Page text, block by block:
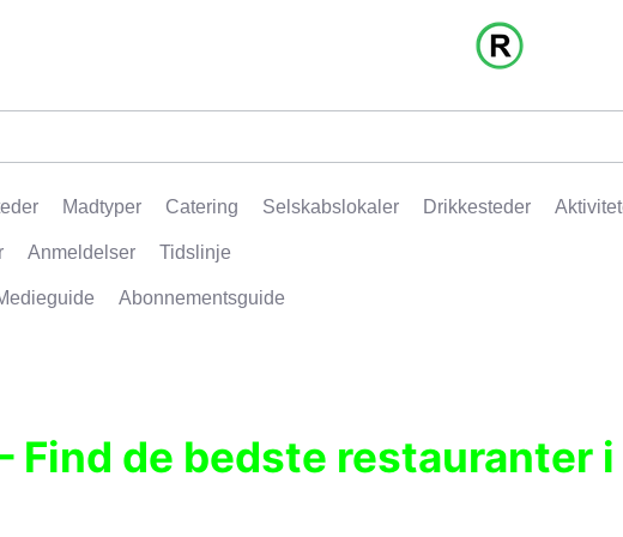
Madtyper Catering Selskabslokaler Drikkesteder
Anmeldelser Tidslinje
Abonnementsguide
Find de bedste restauranter